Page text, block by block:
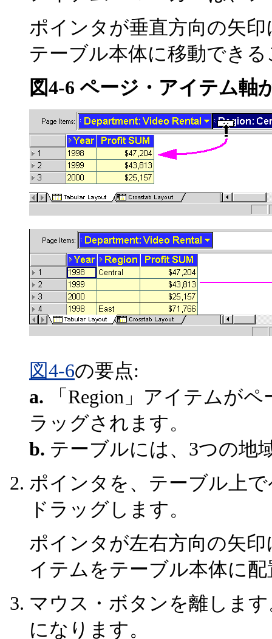
ポインタが垂直方向の矢
テーブル本体に移動でき
図4-6 ページ・アイテム
図4-6の要点:
a. 「Region」アイテムが
ラッグされます。
b. テーブルには、3つの地
ポインタを、テーブル上
ドラッグします。
ポインタが左右方向の矢
イテムをテーブル本体に
マウス・ボタンを離しま
になります。